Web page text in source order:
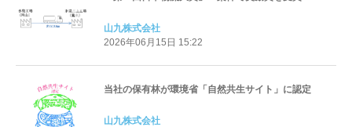
山九株式会社
2026年06月15日 15:22
当社の保有林が環境省「自然共生サイト」に認定
山九株式会社